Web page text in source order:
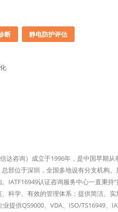
断 静电防护评估
达咨询）成立于1996年，是中国早期
部位于深圳，全国多地设有分支机构
IATF16949认证咨询服务中心一直秉
科学、有效的管理体系；提供简洁、
提供QS9000、VDA、ISO/TS16949